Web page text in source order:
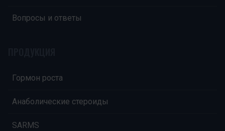
Вопросы и ответы
Гормон роста
Анаболические стероиды
SARMS